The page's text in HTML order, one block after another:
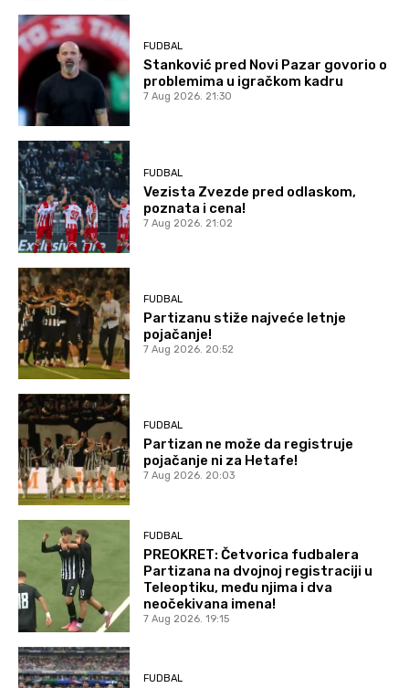
FUDBAL
Stanković pred Novi Pazar govorio o
problemima u igračkom kadru
7 Aug 2026. 21:30
FUDBAL
Vezista Zvezde pred odlaskom,
poznata i cena!
7 Aug 2026. 21:02
FUDBAL
Partizanu stiže najveće letnje
pojačanje!
7 Aug 2026. 20:52
FUDBAL
Partizan ne može da registruje
pojačanje ni za Hetafe!
7 Aug 2026. 20:03
FUDBAL
PREOKRET: Četvorica fudbalera
Partizana na dvojnoj registraciji u
Teleoptiku, među njima i dva
neočekivana imena!
7 Aug 2026. 19:15
FUDBAL